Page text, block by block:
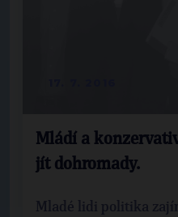
Mládí a
jít dohromady.
Mladé lidi politika